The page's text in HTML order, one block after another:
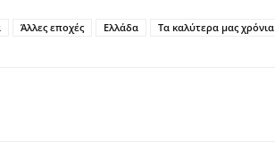
Άλλες εποχές Ελλάδα Τα καλύτερα μας χρόνια